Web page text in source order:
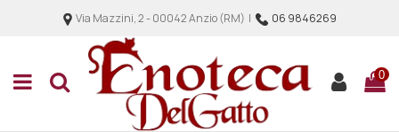
Via Mazzini, 2 - 00042 Anzio (RM) | 06 9846269
0